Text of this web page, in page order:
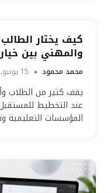
كيف يختار
والمهني بين
محمد محمود 15 يونيو, 2026
يقف كثير من الطلاب
عند التخطيط
المؤسسات التعليمية